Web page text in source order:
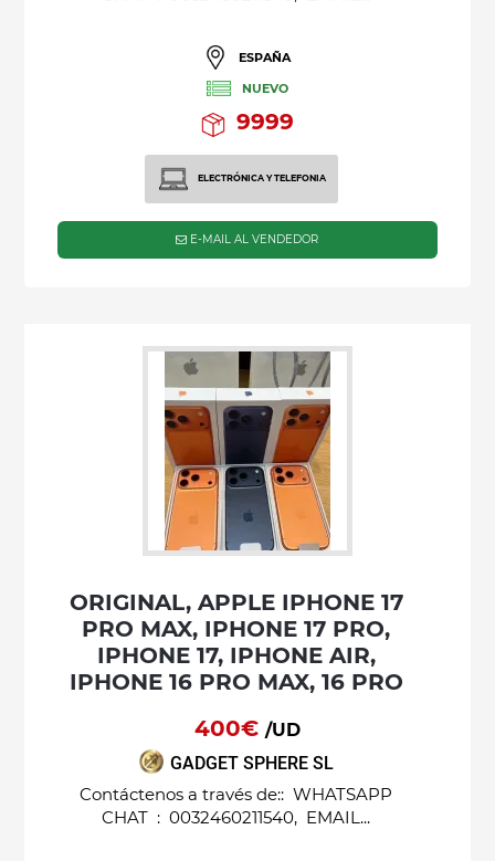
ESPAÑA
NUEVO
9999
ELECTRÓNICA Y TELEFONIA
E-MAIL AL VENDEDOR
ORIGINAL, APPLE IPHONE 17
PRO MAX, IPHONE 17 PRO,
IPHONE 17, IPHONE AIR,
IPHONE 16 PRO MAX, 16 PRO
400€ /UD
GADGET SPHERE SL
Contáctenos a través de:: WHATSAPP
CHAT : 0032460211540, EMAIL...